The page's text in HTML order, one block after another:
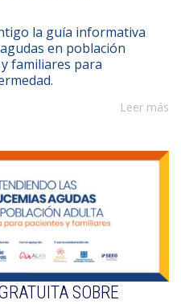
la guía informativa
en población
familiares para
Leer más
SOBRE